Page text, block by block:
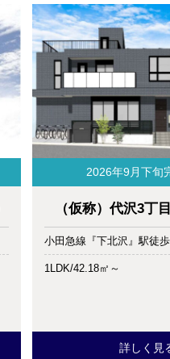
2026年9月下旬
（仮称）代沢3丁
小田急線『下北沢』駅徒
1LDK/42.18㎡～
詳しく見